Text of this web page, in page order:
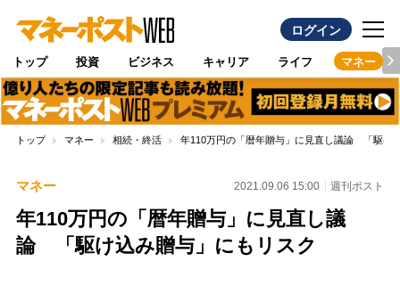
ログイン
トップ 投資 ビジネス キャリア ライフ マネー
トップ マネー 相続・終活 年110万円の「暦年贈与」に見直し議論 「駆け
マネー 2021.09.06 15:00 週刊ポスト
年110万円の「暦年贈与」に見直し議
論 「駆け込み贈与」にもリスク